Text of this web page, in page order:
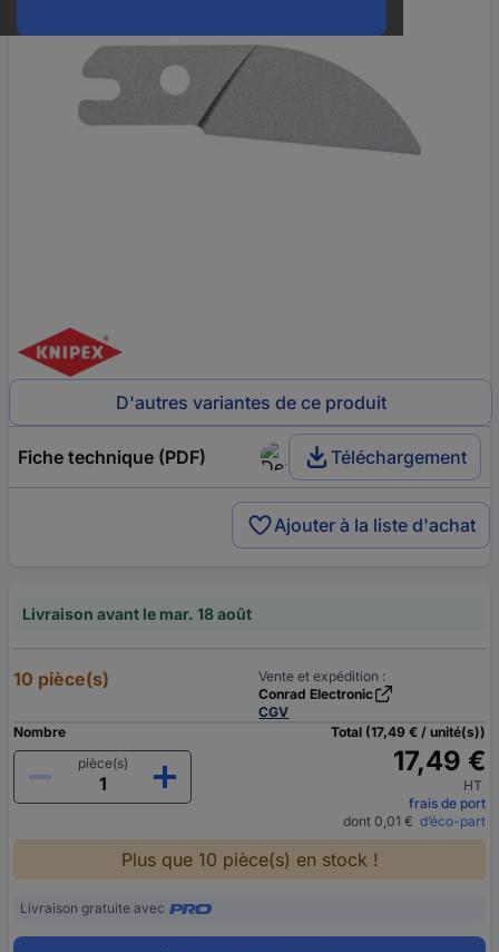
D'autres variantes de ce produit
Fiche technique (PDF) Téléchargement
Ajouter à la liste d'achat
Livraison avant le mar. 18 août
10 pièce(s)
Vente et expédition :
Conrad Electronic
CGV
Nombre
pièce(s)
Total (17,49 € / unité(s))
17,49 €
HT
frais de port
dont 0,01 € d’éco-part
Plus que 10 pièce(s) en stock !
Livraison gratuite avec